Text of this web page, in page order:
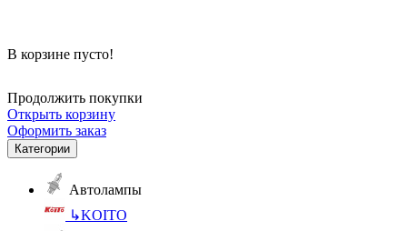
В корзине пусто!
Продолжить покупки
Открыть корзину
Оформить заказ
Категории
Автолампы
↳KOITO